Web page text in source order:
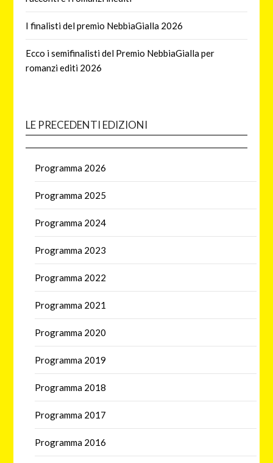
I finalisti del premio NebbiaGialla 2026
Ecco i semifinalisti del Premio NebbiaGialla per
romanzi editi 2026
LE PRECEDENTI EDIZIONI
Programma 2026
Programma 2025
Programma 2024
Programma 2023
Programma 2022
Programma 2021
Programma 2020
Programma 2019
Programma 2018
Programma 2017
Programma 2016